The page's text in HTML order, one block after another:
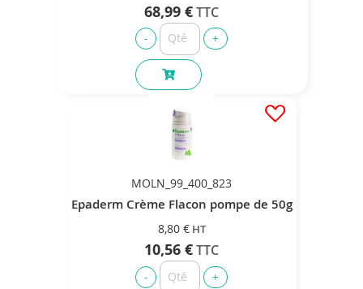
68,99 €
MOLN_99_400_823
Epaderm Crème Flacon pompe de 50g
8,80 €
10,56 €